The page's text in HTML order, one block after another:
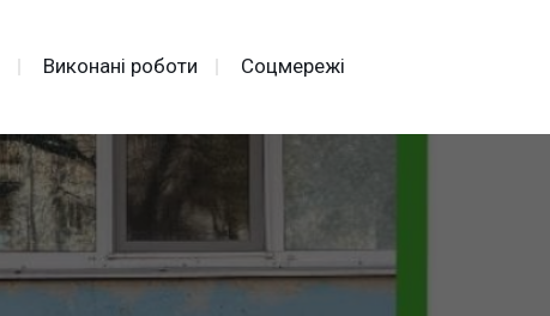
Виконані роботи Соцмережі